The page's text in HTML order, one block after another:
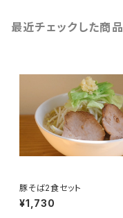
最近チェックした商品
豚そば2食セット
¥1,730